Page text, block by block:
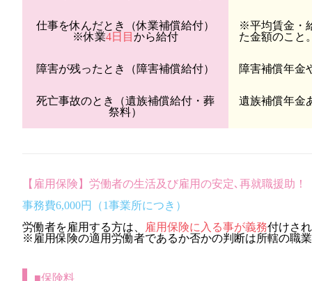
仕事を休んだとき（休業補償給付）
※休業4日目 から給付
※平均賃金・
た金額のこと
障害が残ったとき（障害補償給付） 障害補償年金
死亡事故のとき（遺族補償給付・葬
祭料）
遺族補償年金
【雇用保険】労働者の生活及び雇用の安定､再就職援助！
事務費6,000円（1事業所につき）
労働者を雇用する方は、
雇用保険に入る事が義務付けさ
※雇用保険の適用労働者であるか否かの判断は所轄の職
■保険料